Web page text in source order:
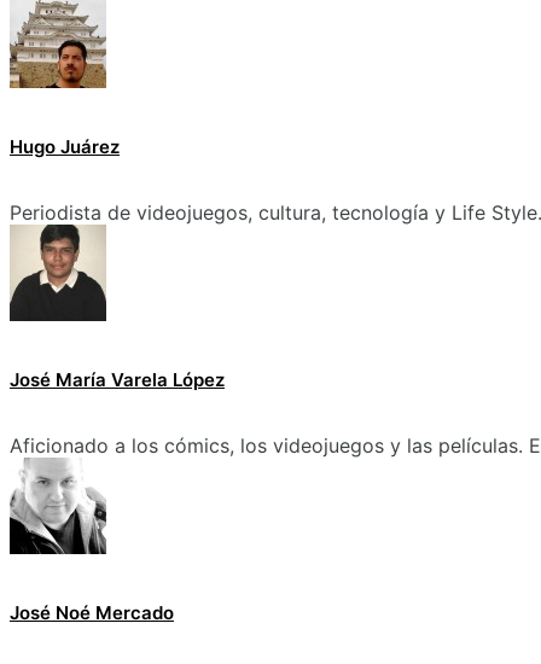
Hugo Juárez
Periodista de videojuegos, cultura, tecnología y Life Style.
José María Varela López
Aficionado a los cómics, los videojuegos y las películas.
José Noé Mercado